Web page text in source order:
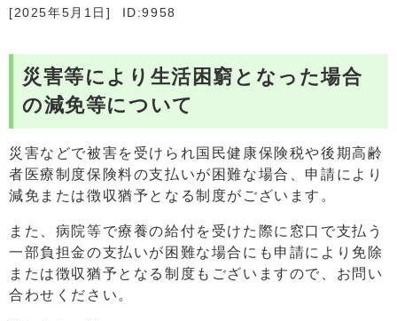
[2025年5月1日] ID:9958
災害等により生活困窮となった場合
の減免等について
災害などで被害を受けられ国民健康保険税や後期高齢
者医療制度保険料の支払いが困難な場合、申請により
減免または徴収猶予となる制度がございます。
また、病院等で療養の給付を受けた際に窓口で支払う
一部負担金の支払いが困難な場合にも申請により免除
または徴収猶予となる制度もございますので、お問い
合わせください。